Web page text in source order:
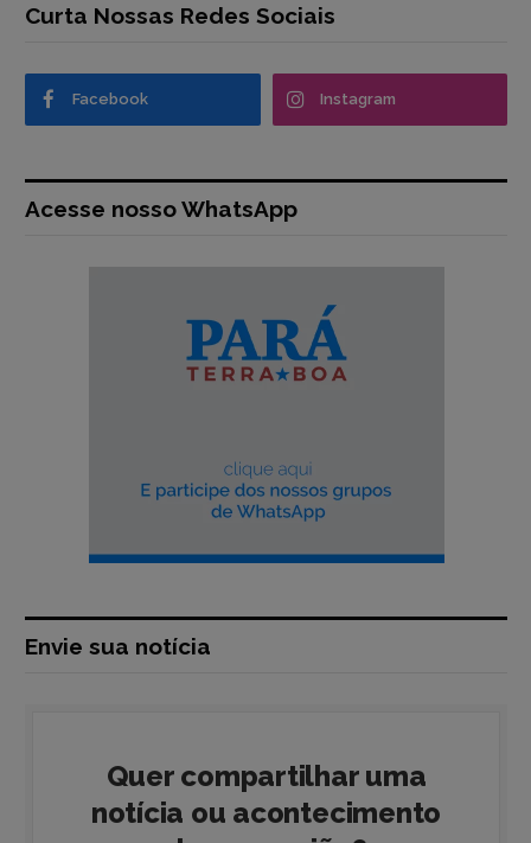
Curta Nossas Redes Sociais
Facebook Instagram
Acesse nosso WhatsApp
Envie sua notícia
Quer compartilhar uma
notícia ou acontecimento